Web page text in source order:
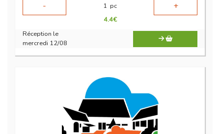
-
1 pc +
4.4€
Réception le
mercredi 12/08